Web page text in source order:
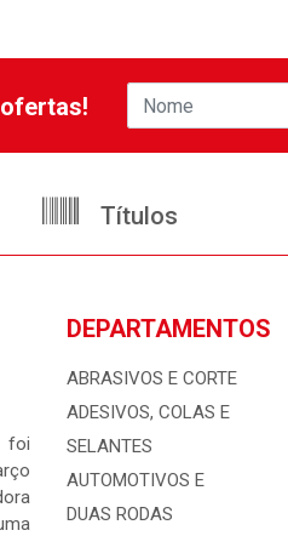
Títulos
foi
DEPARTAMENTOS
ABRASIVOS E CORTE
ADESIVOS, COLAS E
SELANTES
AUTOMOTIVOS E
DUAS RODAS